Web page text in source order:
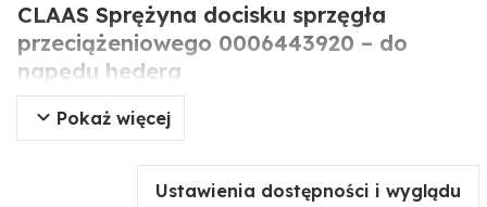
CLAAS Sprężyna docisku sprzęgła
przeciążeniowego 0006443920 – do
napędu hedera
Oryginalna sprężyna docisku sprzęgła
przeciążeniowego CLAAS przeznaczona do napędu
hedera w kombajnach. Odpowiada za odpowiedni
docisk sprzęgła, które w przypadku przeciążenia
Pokaż więcej
Ustawienia dostępności i wyglądu